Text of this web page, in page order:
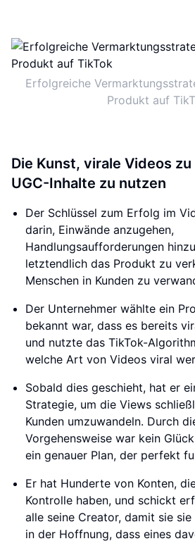
Erfolgreiche
Produkt auf
Die Kunst, virale Videos
UGC-Inhalte zu nutzen
Der Schlüssel zum Erfolg im
darin, Einwände anzugehen,
Handlungsaufforderungen
letztendlich das Produkt zu
Menschen in Kunden zu
Der Unternehmer wählte ein
bekannt war, dass es bereits
und nutzte das TikTok-
welche Art von Videos viral
Sobald dies geschieht, hat er
Strategie, um die Views
Kunden umzuwandeln. Durch
Vorgehensweise war kein
ein genauer Plan, der perfekt
Er hat Hunderte von Konten,
Kontrolle haben, und schickt
alle seine Creator, damit sie
in der Hoffnung, dass eines